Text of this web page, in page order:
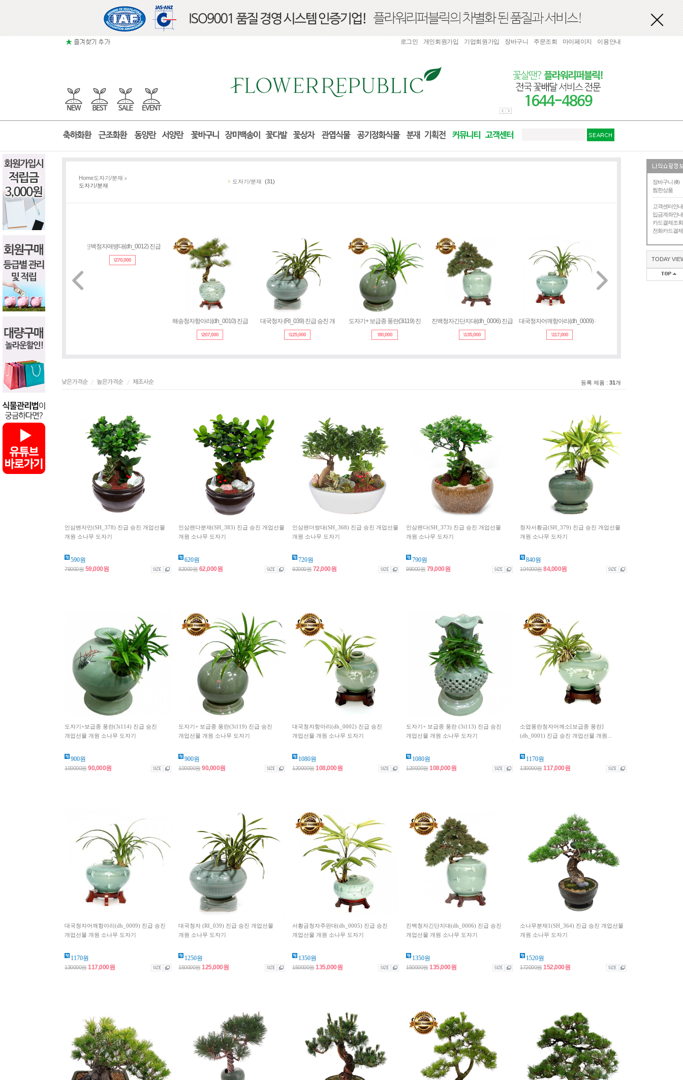
장바구니 (0)
찜한상품
고객센터안내
입금계좌안내
카드결제조회
전화카드결제
TODAY
로그인 개인회원가입 기업회원가입 장바구니 주문조회 마이페이지 이용안내
Home >
도자기/분재
도자기/분재
도자기/분재 (31)
해송청자항아리(dh_0010) 진급
207,000
대국청자 (RI_039) 진급 승진 개
\125,000
도자기+ 보급종 풍란(3i119) 진
\90,000
진백청자긴단지대(dh_0006) 진급
\135,000
대국청자어깨항아리(dh_0009) 진
\117,000
등록 제품 : 31개
인삼벤자민(SH_378) 진급 승진 개업선물
개원 소나무 도자기
590원
79000원 59,000원
인삼팬다분재(SH_383) 진급 승진 개업선물
개원 소나무 도자기
620원
82000원 62,000원
인삼팬더쌍대(SH_368) 진급 승진 개업선물
개원 소나무 도자기
720원
92000원 72,000원
인삼팬다(SH_373) 진급 승진 개업선물
개원 소나무 도자기
790원
99000원 79,000원
청자서황금(SH_379) 진급 승진 개업선물
개원 소나무 도자기
840원
104000원84,000원
도자기+보급종 풍란(3i114) 진급 승진
개업선물 개원 소나무 도자기
900원
100000원90,000원
도자기+ 보급종 풍란(3i119) 진급 승진
개업선물 개원 소나무 도자기
900원
100000원90,000원
대국청자항아리(dh_0002) 진급 승진
개업선물 개원 소나무 도자기
1080원
120000원108,000원
도자기+ 보급종 풍란 (3i113) 진급 승진
개업선물 개원 소나무 도자기
1080원
120000원108,000원
소엽풍란청자어깨소[보급종 풍란]
(dh_0001) 진급 승진 개업선물 개원...
1170원
130000원117,000원
대국청자어깨항아리(dh_0009) 진급 승진
개업선물 개원 소나무 도자기
1170원
130000원117,000원
대국청자 (RI_039) 진급 승진 개업선물
개원 소나무 도자기
1250원
150000원125,000원
서황금청자주판대(dh_0005) 진급 승진
개업선물 개원 소나무 도자기
1350원
150000원135,000원
진백청자긴단지대(dh_0006) 진급 승진
개업선물 개원 소나무 도자기
1350원
150000원135,000원
소나무분재1(SH_364) 진급 승진 개업선물
개원 소나무 도자기
1520원
172000원152,000원